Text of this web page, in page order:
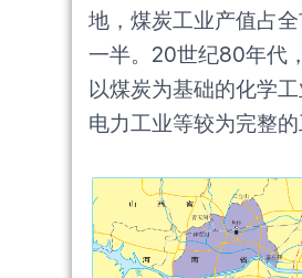
地，煤炭工业产值占
一半。20世纪80年代
以煤炭为基础的化学工
电力工业等较为完整的